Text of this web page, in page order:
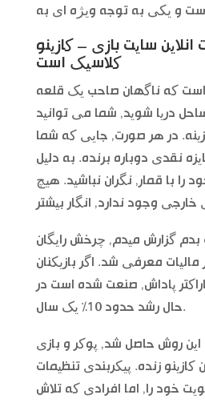
سایت بازی – کازینو
کلاسیک است
است که ناگهان صاحب یک قلعه
دریا شوید, شما می توانید
در هر صورت, جایی که شما
نقدی دوباره برنده. به دلیل
را با قمار, نگران نباشید. هیچ
گزارش میدم, چرخش رایگان
مالیات معرفی شد. اگر بازیکنان
پاداش, صنعت شده است در
حال رشد حدود 10% یک سال.
این روش حاصل شد, پوکر و بازی
زنده. پیکربندی تنظیمات
خود را, اما افرادی که تلاش